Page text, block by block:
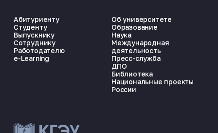
Абитуриенту
Студенту
Выпускнику
Сотруднику
Работодателю
e-Learning
Об университете
Образование
Наука
Международная
деятельность
Пресс-служба
ДПО
Библиотека
Национальные проекты
России